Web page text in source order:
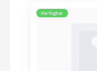
Verfügbar